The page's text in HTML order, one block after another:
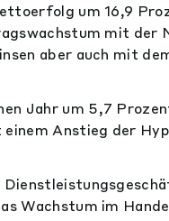
um 16,9
mit der
aber auch mit
Jahr um 5,7
Anstieg der
Wachstum im